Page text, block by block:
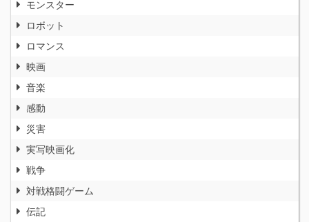
モンスター
ロボット
ロマンス
映画
音楽
感動
災害
実写映画化
戦争
対戦格闘ゲーム
伝記